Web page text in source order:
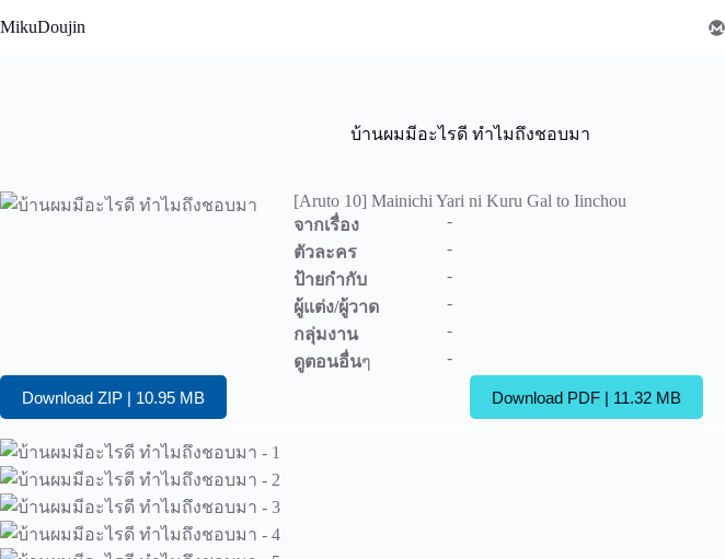
to
MikuDoujin
บ้านผมมีอะไรดี ทำไมถึงชอบมา
[Aruto 10] Mainichi Yari ni Kuru Gal to Iinchou
จากเรื่อง
-
ตัวละคร
-
ป้ายกำกับ
-
ผู้แต่ง/ผู้วาด
-
กลุ่มงาน
-
ดูตอนอื่นๆ -
Download ZIP | 10.95 MB Download PDF | 11.32 MB